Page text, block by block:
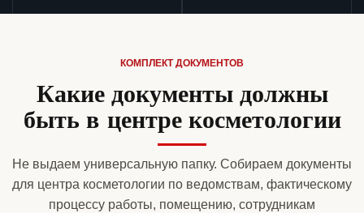
КОМПЛЕКТ ДОКУМЕНТОВ
Какие документы должны
быть в центре косметологии
Не выдаем универсальную папку. Собираем документы
для центра косметологии по ведомствам, фактическому
процессу работы, помещению, сотрудникам